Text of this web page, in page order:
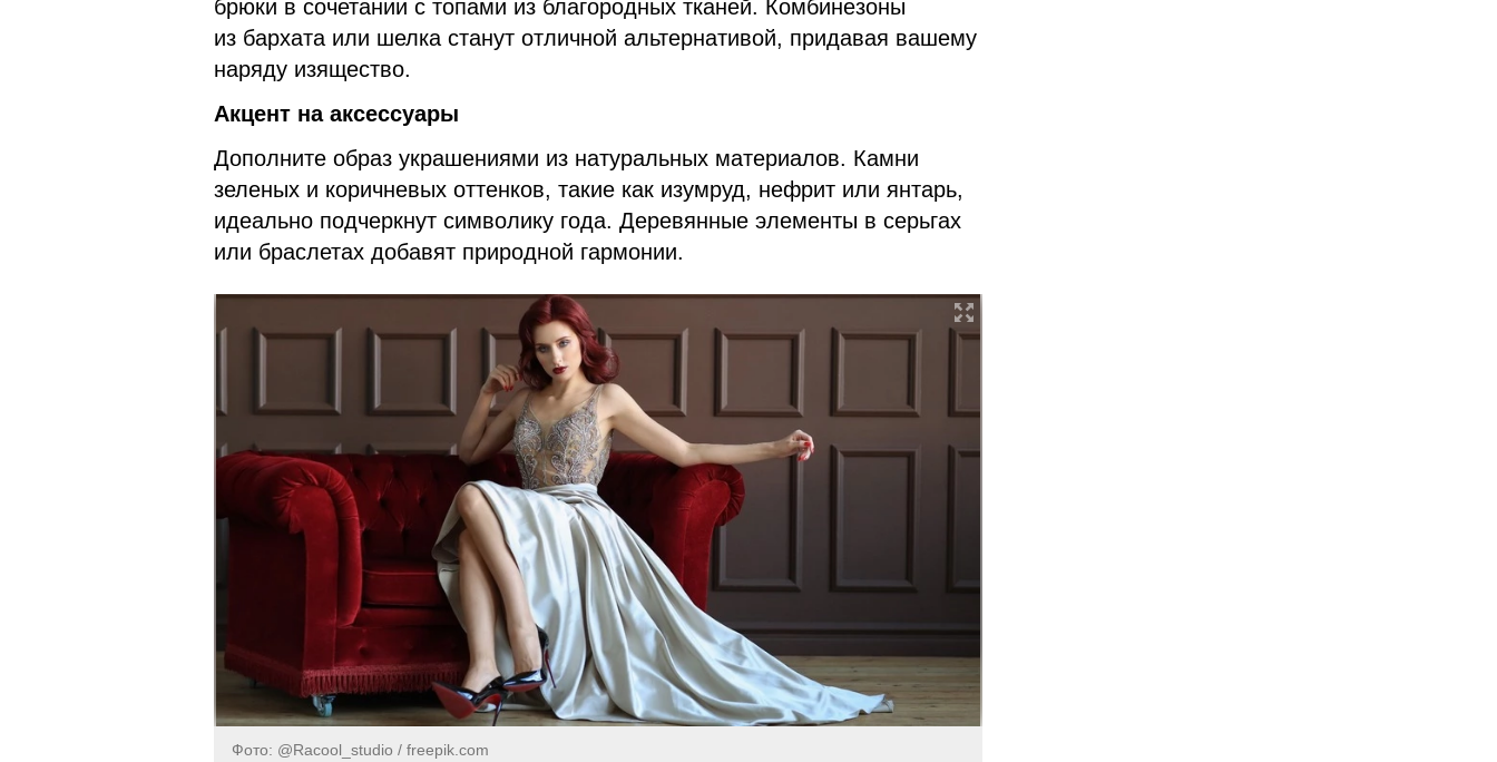
брюки в сочетании с топами из благородных тканей. Комбинезоны
из бархата или шелка станут отличной альтернативой, придавая вашему
наряду изящество.
Акцент на аксессуары
Дополните образ украшениями из натуральных материалов. Камни
зеленых и коричневых оттенков, такие как изумруд, нефрит или янтарь,
идеально подчеркнут символику года. Деревянные элементы в серьгах
или браслетах добавят природной гармонии.
Фото: @Racool_studio / freepik.com